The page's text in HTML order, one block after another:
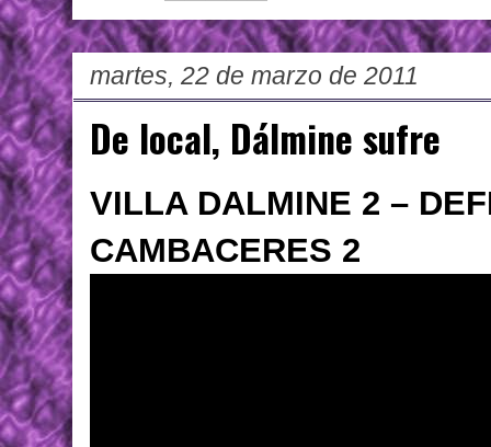
martes, 22 de marzo de 2011
De local, Dálmine sufre
VILLA DALMINE 2 –
CAMBACERES 2